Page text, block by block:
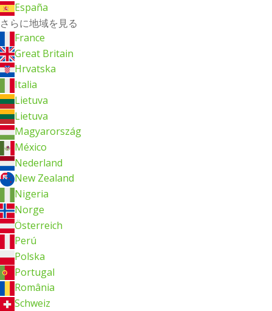
España
さらに地域を見る
France
Great Britain
Hrvatska
Italia
Lietuva
Lietuva
Magyarország
México
Nederland
New Zealand
Nigeria
Norge
Österreich
Perú
Polska
Portugal
România
Schweiz